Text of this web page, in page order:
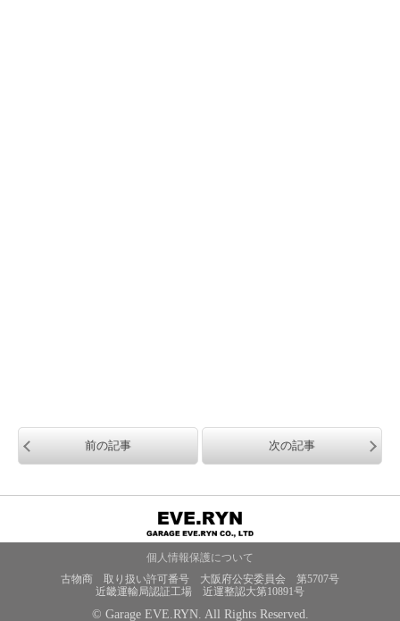
前の記事 次の記事
個人情報保護について
古物商 取り扱い許可番号 大阪府公安委員会 第5707号
近畿運輸局認証工場 近運整認大第10891号
© Garage EVE.RYN. All Rights Reserved.